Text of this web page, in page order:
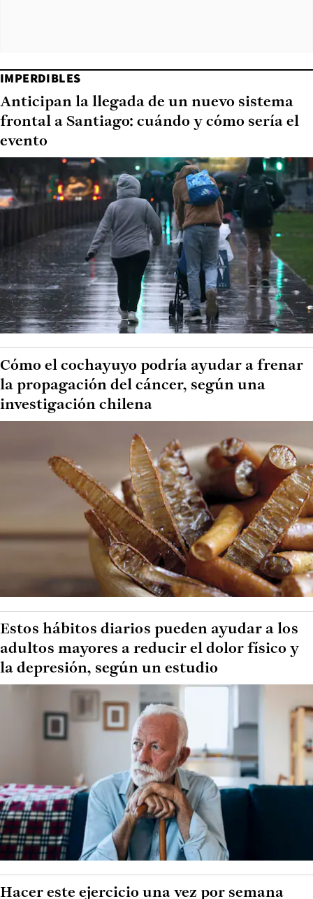
IMPERDIBLES
Anticipan la llegada de un nuevo sistema
frontal a Santiago: cuándo y cómo sería el
evento
Cómo el cochayuyo podría ayudar a frenar
la propagación del cáncer, según una
investigación chilena
Estos hábitos diarios pueden ayudar a los
adultos mayores a reducir el dolor físico y
la depresión, según un estudio
Hacer este ejercicio una vez por semana